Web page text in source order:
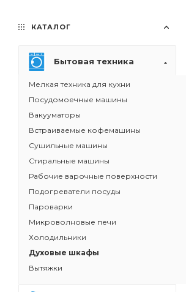
КАТАЛОГ
Бытовая техника
Мелкая техника для кухни
Посудомоечные машины
Вакууматоры
Встраиваемые кофемашины
Сушильные машины
Стиральные машины
Рабочие варочные поверхности
Подогреватели посуды
Пароварки
Микроволновые печи
Холодильники
Духовые шкафы
Вытяжки